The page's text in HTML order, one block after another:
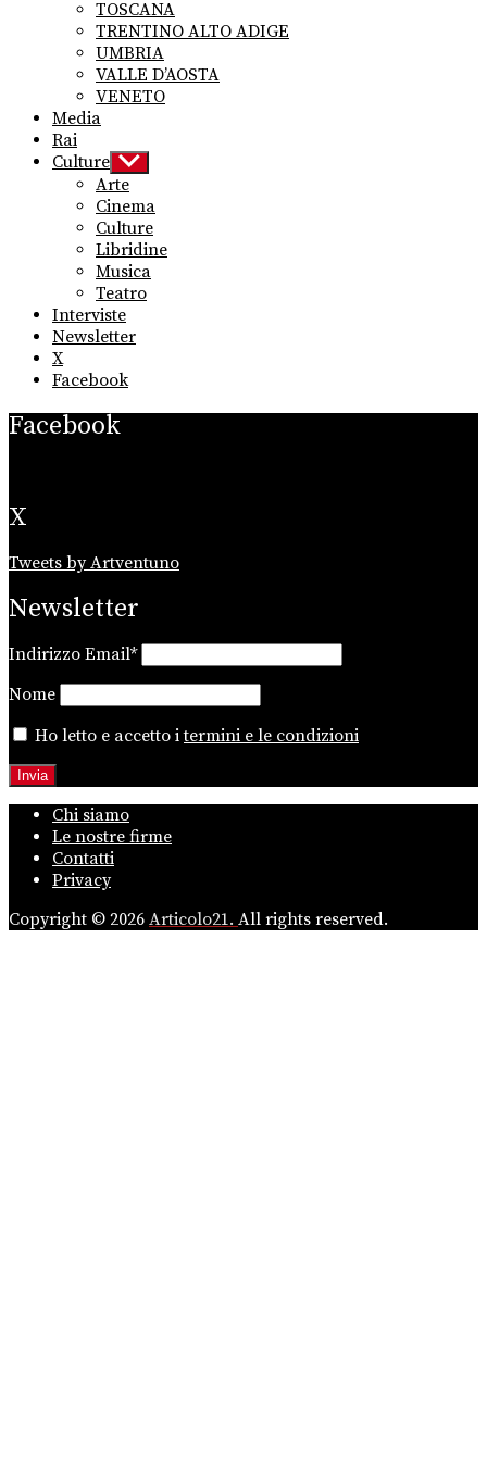
TOSCANA
TRENTINO ALTO ADIGE
UMBRIA
VALLE D’AOSTA
VENETO
Media
Rai
Culture Show
sub
menu
Arte
Cinema
Culture
Libridine
Musica
Teatro
Interviste
Newsletter
X
Facebook
Facebook
X
Tweets by Artventuno
Newsletter
Indirizzo Email*
Nome
Ho letto e accetto itermini e le condizioni
Chi siamo
Le nostre firme
Contatti
Privacy
Copyright © 2026 Articolo21. All rights reserved.